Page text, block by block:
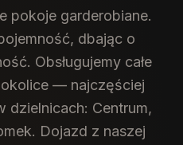
pokoje garderobiane.
dbając o
Obsługujemy całe
— najczęściej
dzielnicach: Centrum,
Dojazd z naszej